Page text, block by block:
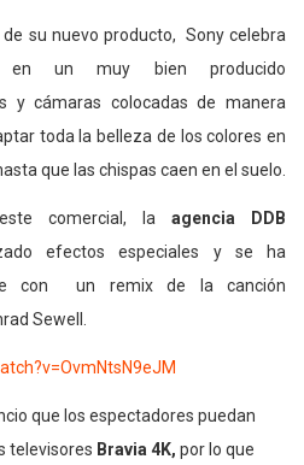
su nuevo producto, Sony celebra
en un muy bien producido
y cámaras colocadas de manera
toda la belleza de los colores en
que las chispas caen en el suelo.
comercial, la agencia
DDB
efectos especiales y se ha
con un remix de la canción
Sewell.
que los espectadores puedan
televisores Bravia 4K, por lo que